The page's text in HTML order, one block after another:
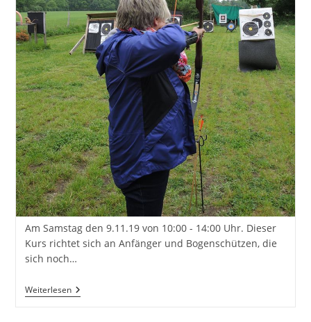
Am Samstag den 9.11.19 von 10:00 - 14:00 Uhr. Dieser
Kurs richtet sich an Anfänger und Bogenschützen, die
sich noch…
WeiterlesenGrundkurs
–